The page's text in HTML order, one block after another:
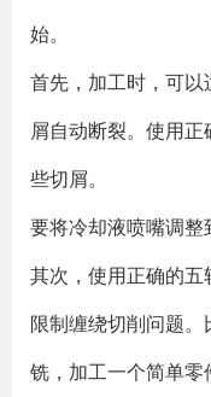
始。
首先，加工时，可
屑自动断裂。使用
些切屑。
要将冷却液喷嘴调整
其次，使用正确的
限制缠绕切削问题
铣，加工一个简单